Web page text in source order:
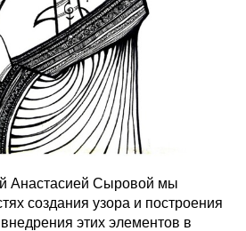
Анастасией Сыровой мы
создания узора и построения
этих элементов в